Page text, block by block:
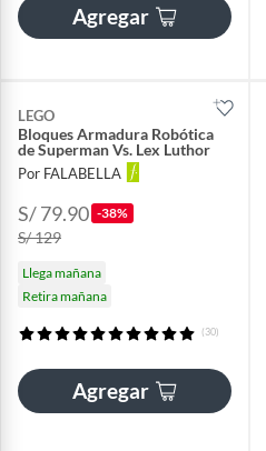
Agregar
LEGO
Bloques Armadura Robótica
de Superman Vs. Lex Luthor
Por FALABELLA
S/ 79.90 -38%
S/ 129
Llega mañana
Retira mañana
(30)
Agregar